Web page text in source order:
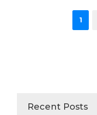
1
Recent Posts